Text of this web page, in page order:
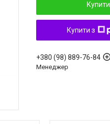
Купити
Купити з
+380 (98) 889-76-84
Менеджер